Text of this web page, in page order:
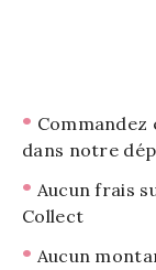
•
dans notre
• Aucun frais
Collect
• Aucun